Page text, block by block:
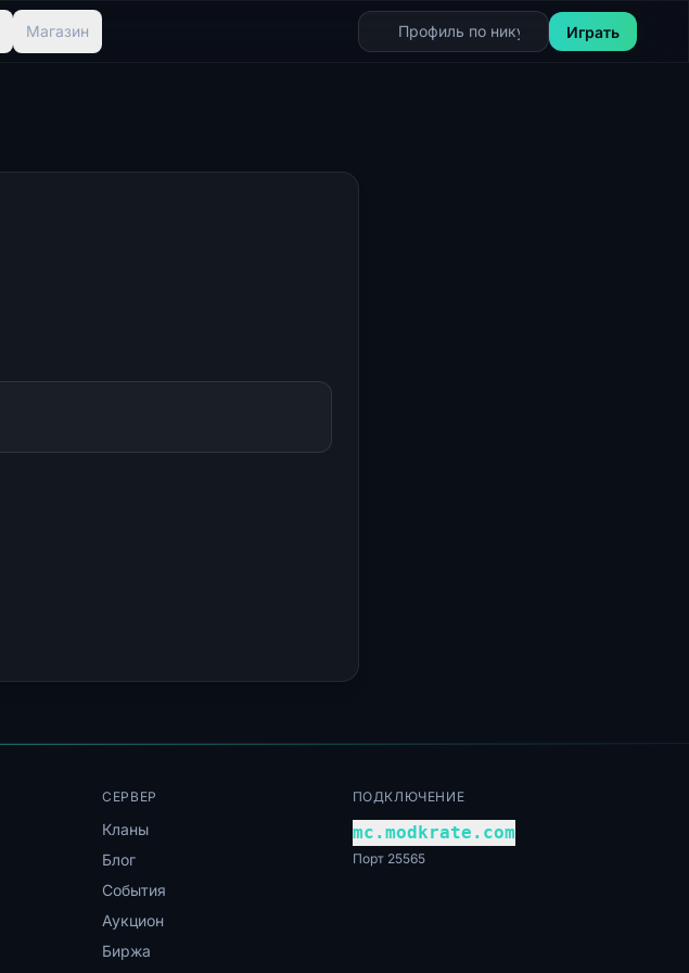
Магазин Играть
СЕРВЕР
Кланы
Блог
События
Аукцион
Биржа
ПОДКЛЮЧЕНИЕ
mc.modkrate.com
Порт 25565